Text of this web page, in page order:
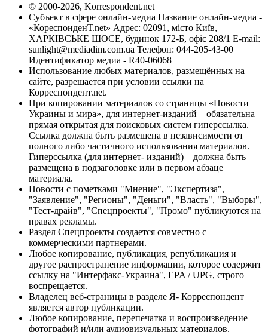
© 2000-2026, Korrespondent.net
Субъект в сфере онлайн-медиа Название онлайн-медиа -
«КореспонденТ.net» Адрес: 02091, місто Київ,
ХАРКІВСЬКЕ ШОСЕ, будинок 172-Б, офіс 208/1 E-mail:
sunlight@mediadim.com.ua Телефон: 044-205-43-00
Идентификатор медиа - R40-06068
Использование любых материалов, размещённых на
сайте, разрешается при условии ссылки на
Корреспондент.net.
При копировании материалов со страницы «Новости
Украины и мира», для интернет-изданий – обязательна
прямая открытая для поисковых систем гиперссылка.
Ссылка должна быть размещена в независимости от
полного либо частичного использования материалов.
Гиперссылка (для интернет- изданий) – должна быть
размещена в подзаголовке или в первом абзаце
материала.
Новости с пометками "Мнение", "Экспертиза",
"Заявление", "Регионы", "Деньги", "Власть", "Выборы",
"Тест-драйв", "Спецпроекты", "Промо" публикуются на
правах рекламы.
Раздел Спецпроекты создается совместно с
коммерческими партнерами.
Любое копирование, публикация, републикация и
другое распространение информации, которое содержит
ссылку на "Интерфакс-Украина", EPA / UPG, строго
воспрещается.
Владелец веб-страницы в разделе Я- Корреспондент
является автор публикации.
Любое копирование, перепечатка и воспроизведение
фотографий и/или аудиовизуальных материалов,